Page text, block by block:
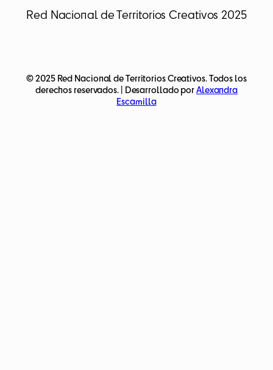
Red Nacional de Territorios Creativos 2025
© 2025 Red Nacional de Territorios Creativos. Todos los
derechos reservados. | Desarrollado porAlexandra
Escamilla